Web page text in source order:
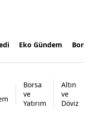
Eko Gündem
Borsa
ve
Yatırım
Altın
ve
Döviz